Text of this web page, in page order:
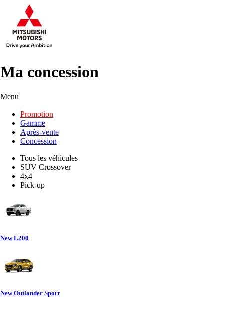
Ma concession
Menu
Promotion
Gamme
Après-vente
Concession
Tous les véhicules
SUV Crossover
4x4
Pick-up
New L200
New Outlander Sport